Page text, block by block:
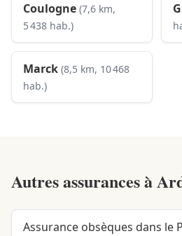
Coulogne (7,6 km,
5 438 hab.)
Marck (8,5 km, 10 468
hab.)
Autres assurances à
Assurance obsèques dans le